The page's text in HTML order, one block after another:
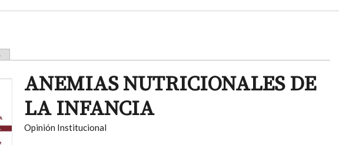
ANEMIAS NUTRICIONALES DE
LA INFANCIA
Opinión Institucional